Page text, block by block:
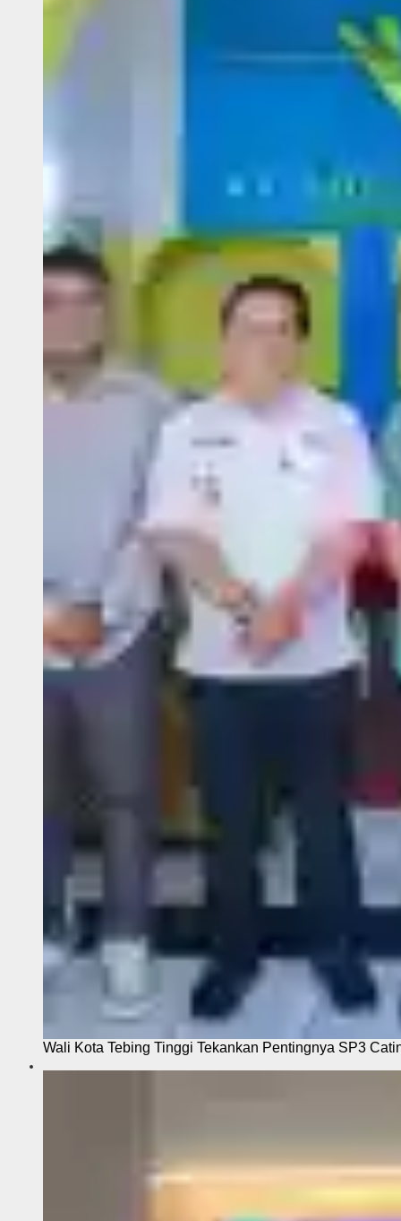
Wali Kota Tebing Tinggi Tekankan Pentingnya SP3